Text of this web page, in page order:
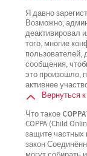
Я давно
Возможно,
деактивировал
того, многие
сообщения,
это произошло,
активнее
Вернуться
Что такое
COPPA (Child
защите частных
закон